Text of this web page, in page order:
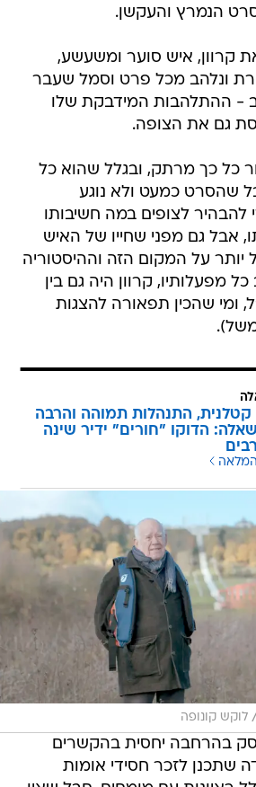
הנמרץ והעקשן.
קרוון, איש סוער ומשעשע,
ונלהב מכל פרט וסמל שעבר
- ההתלהבות המידבקת שלו
גם את הצופה.
כל כך מרתק, ובגלל שהוא כל
שהסרט כמעט ולא נוגע
להבהיר לצופים במה חשיבותו
אבל גם מפני שחייו של האיש
יותר על המקום הזה וההיסטוריה
מפעלותיו, קרוון היה גם בין
ומי שהכין תפאורה להצגות
קטלנית, התנהלות תמוהה והרבה
הדוקו "חורים" ידיר שינה
/ לוקש קונופה
בהרחבה יחסית בהקשרים
שתכנן לזכר חסידי אומות